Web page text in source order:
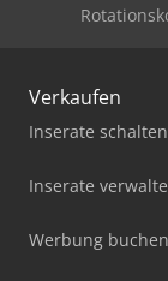
Verkaufen
Inserate schalten
Inserate
Werbung buchen